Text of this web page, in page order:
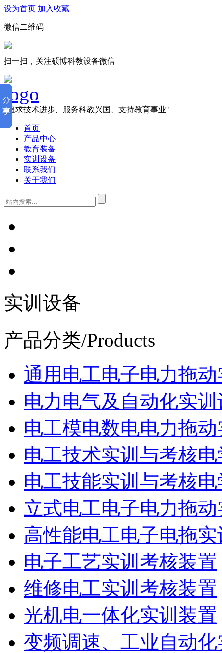
设为首页 加入收藏
微信二维码
扫一扫，关注硕博科教设备微信
"追求技术进步、服务科教兴国、支持教育事业"
首页
产品中心
教育装备
实训设备
联系我们
关于我们
实训设备
产品分类/Products
通用电工电子电力拖
电力电气及自动化实训
电工模电数电电力拖
电工技术实训与考核
电工技能实训与考核
立式电工电子电力拖
高性能电工电子电拖
电子工艺实训考核装置
维修电工实训考核装置
光机电一体化实训装置
变频调速、工业自动